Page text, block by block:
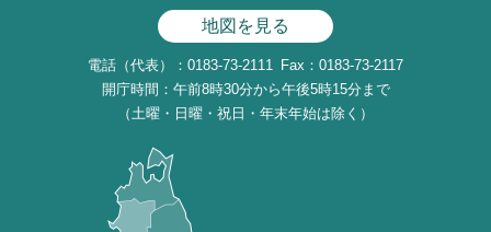
地図を見る
電話（代表）：0183-73-2111 Fax：0183-73-2117
開庁時間：午前8時30分から午後5時15分まで
（土曜・日曜・祝日・年末年始は除く）